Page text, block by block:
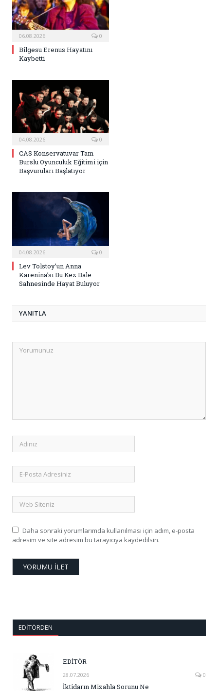
06.08.2026 0
Bilgesu Erenus Hayatını
Kaybetti
04.08.2026 0
CAS Konservatuvar Tam
Burslu Oyunculuk Eğitimi için
Başvuruları Başlatıyor
04.08.2026 0
Lev Tolstoy’un Anna
Karenina’sı Bu Kez Bale
Sahnesinde Hayat Buluyor
YANITLA
Daha sonraki yorumlarımda kullanılması için adım, e-posta
adresim ve site adresim bu tarayıcıya kaydedilsin.
EDITÖRDEN
EDİTÖR
28.07.2026 0
İktidarın Mizahla Sorunu Ne